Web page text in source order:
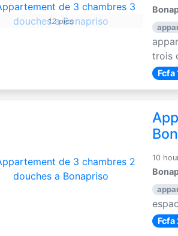
12 pics
trois
10